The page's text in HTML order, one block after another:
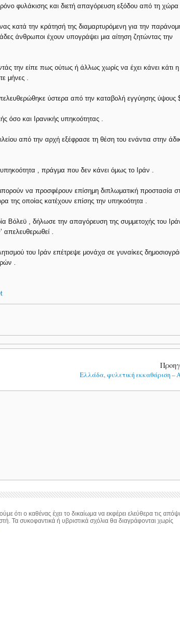
φυλάκισης και διετή απαγόρευση εξόδου από τη χώρα
κατά την κράτησή της διαμαρτυρόμενη για την
άνθρωποι έχουν υπογράψει μια αίτηση ζητώντας την
την είπε πως ούτως ή άλλως χωρίς να έχει κάνει κάτι η
μήνες .
ύστερα από την καταβολή εγγύησης ύψους
όσο και Ιρανικής υπηκοότητας .
από την αρχή εξέφρασε τη θέση του ενάντια στην
, πράγμα που δεν κάνει όμως το Ιράν .
να προσφέρουν επίσημη διπλωματική προστασία
της οποίας κατέχουν επίσης την υπηκοότητα .
Βόλεϋ , δήλωσε την απαγόρευση της συμμετοχής του
απελευθερωθεί .
του Ιράν επέτρεψε μονάχα σε γυναίκες
.
Ελλάδα, φυλετική εκκαθάριση –
ότι ο καθένας έχει το δικαίωμα να εκφέρει ελεύθερα τις
Τα συκοφαντικά ή υβριστικά σχόλια θα διαγράφονται χωρίς